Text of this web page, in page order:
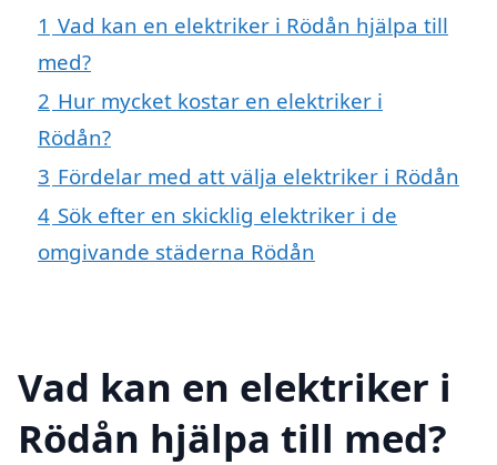
1 Vad kan en elektriker i Rödån hjälpa till
med?
2 Hur mycket kostar en elektriker i
Rödån?
3 Fördelar med att välja elektriker i Rödån
4 Sök efter en skicklig elektriker i de
omgivande städerna Rödån
Vad kan en elektriker i
Rödån hjälpa till med?